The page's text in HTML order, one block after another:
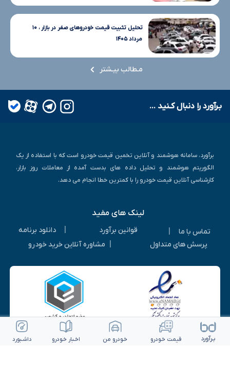
تحلیل تثبیت قیمت خودروهای صفر در بازار ، ۱۰
مرداد ۱۴۰۵
مـطالب بیـشتر
بـرآورد را دنبال کـنید ...
برآورد، سامانه هوشمند و آنلاین تخمین قیمت خودرو است که با استفاده از یک
الگوریتم هوشمند و تحلیل داده های بدست آمده از معاملات روز بازار،
کارشناسی آنلاین قیمت خودرو را با کمترین خطا انجام می دهد.
لینک های مفید
تماس با ما قوانین برآورد
دانلود برنامه
پرسش های متداول
مشاوره آنلاین خرید خودرو
بـرآورد قیمت خـودرو خـودرو من اخـبار خـودرو داشـبورد